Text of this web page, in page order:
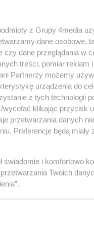
oraz
Dobrowolski.
i zbrojenia
dla Portu
do Minister Spraw
Administracji i
nadzoruje pracę
się interwencji.
PiS vs PO
z Grupy 4media
dane osobowe,
czy dane przeglądania w
treści, pomiar reklam
Partnerzy możemy
urządzenia do
z tych technologii
klikając przycisk
przetwarzania danych
Preferencje będą miały
świadomie i komfortowo
Twoich